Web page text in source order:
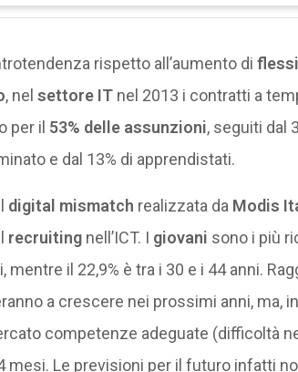
rispetto all’aumento di
, nel settore ITnel 2013 i contratti a
per il 53% delle assunzioni, seguiti dal
e dal 13% di apprendistati.
digital mismatch realizzata da Modis
recruitingnell’ICT. I giovani sono i più
mentre il 22,9% è tra i 30 e i 44 anni.
a crescere nei prossimi anni, ma,
competenze adeguate (difficoltà
mesi. Le previsioni per il futuro infatti